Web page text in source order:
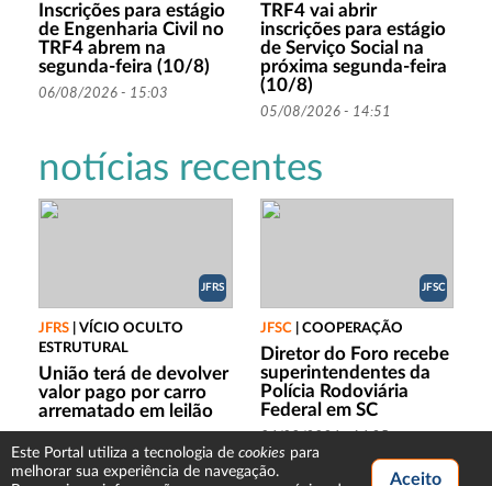
Inscrições para estágio
de Engenharia Civil no
TRF4 abrem na
segunda-feira (10/8)
06/08/2026 - 15:03
TRF4 vai abrir
inscrições para estágio
de Serviço Social na
próxima segunda-feira
(10/8)
05/08/2026 - 14:51
notícias recentes
JFRS
JFRS
VÍCIO OCULTO
ESTRUTURAL
União terá de devolver
valor pago por carro
arrematado em leilão
06/08/2026 - 17:53
JFSC
JFSC| COOPERAÇÃO
Diretor do Foro recebe
superintendentes da
Polícia Rodoviária
Federal em SC
06/08/2026 - 16:35
Este Portal utiliza a tecnologia de cookies para
melhorar sua experiência de navegação.